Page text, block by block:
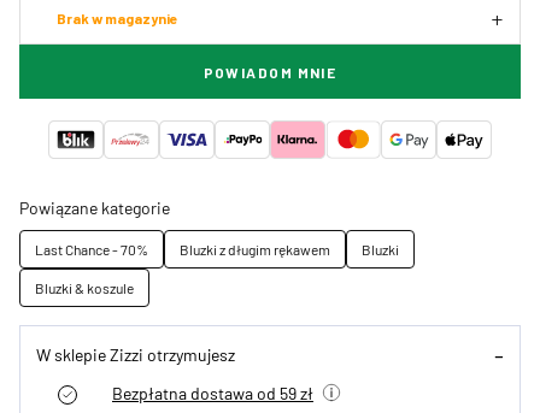
Brak w magazynie
POWIADOM MNIE
Powiązane kategorie
Last Chance - 70% Bluzki z długim rękawem
Bluzki
Bluzki & koszule
W sklepie Zizzi otrzymujesz
Bezpłatna dostawa od 59 zł